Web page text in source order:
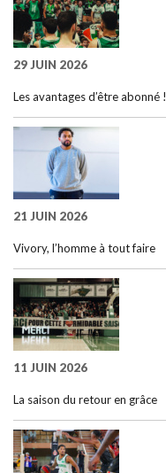
29 JUIN 2026
Les avantages d’être abonné !
21 JUIN 2026
Vivory, l’homme à tout faire
11 JUIN 2026
La saison du retour en grâce